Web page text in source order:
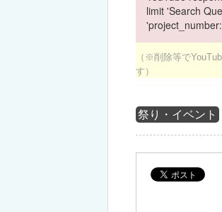
limit 'Search
（※削除等で
す）
祭り・イベント